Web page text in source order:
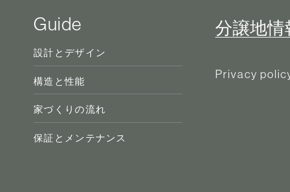
Guide
設計とデザイン
構造と性能
家づくりの流れ
保証とメンテナンス
分譲地情
Privacy